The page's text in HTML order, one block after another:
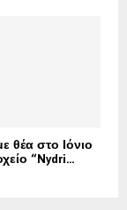
θέα στο Ιόνιο
“Nydri...